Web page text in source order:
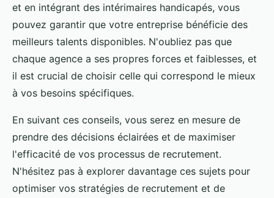
et en intégrant des intérimaires handicapés, vous
pouvez garantir que votre entreprise bénéficie des
meilleurs talents disponibles. N'oubliez pas que
chaque agence a ses propres forces et faiblesses, et
il est crucial de choisir celle qui correspond le mieux
à vos besoins spécifiques.
En suivant ces conseils, vous serez en mesure de
prendre des décisions éclairées et de maximiser
l'efficacité de vos processus de recrutement.
N'hésitez pas à explorer davantage ces sujets pour
optimiser vos stratégies de recrutement et de